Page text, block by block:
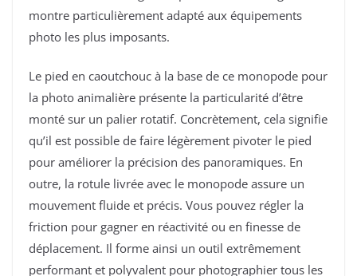
montre particulièrement adapté aux équipements
photo les plus imposants.
Le pied en caoutchouc à la base de ce monopode pour
la photo animalière présente la particularité d’être
monté sur un palier rotatif. Concrètement, cela signifie
qu’il est possible de faire légèrement pivoter le pied
pour améliorer la précision des panoramiques. En
outre, la rotule livrée avec le monopode assure un
mouvement fluide et précis. Vous pouvez régler la
friction pour gagner en réactivité ou en finesse de
déplacement. Il forme ainsi un outil extrêmement
performant et polyvalent pour photographier tous les